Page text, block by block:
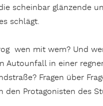
scheinbar glänzende
schlägt.
wen mit wem? Und
Autounfall in einer
Fragen über
den Protagonisten des